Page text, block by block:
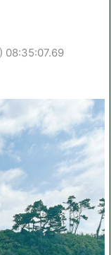
08:35:07.69